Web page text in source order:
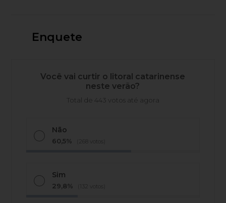
Enquete
Você vai curtir o litoral catarinense
neste verão?
Total de 443 votos até agora
Não
60,5% (268 votos)
Sim
29,8% (132 votos)